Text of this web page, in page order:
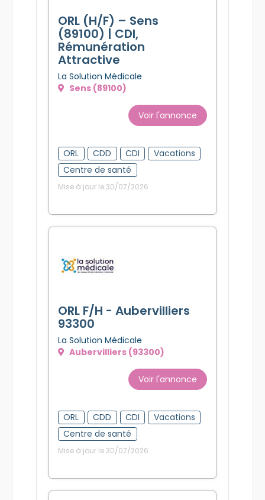
ORL (H/F) – Sens
(89100) | CDI,
Rémunération
Attractive
La Solution Médicale
Sens (89100)
Voir l'annonce
ORL CDD CDI
Vacations
Centre de santé
Mise à jour le 30/07/2026
ORL F/H - Aubervilliers
93300
La Solution Médicale
Aubervilliers (93300)
Voir l'annonce
ORL CDD CDI
Vacations
Centre de santé
Mise à jour le 30/07/2026